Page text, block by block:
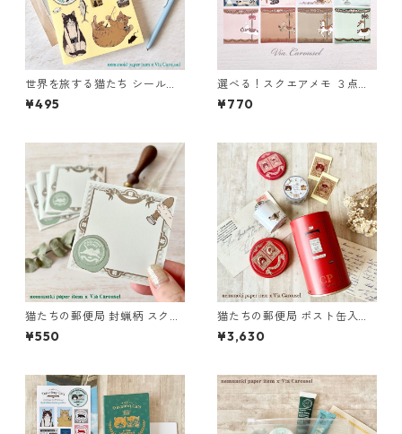
世界を旅する猫たち シールシ
ート
¥495
選べる！スクエアメモ ３点セ
ット
¥770
猫たちの郵便局 封蝋柄 スクエ
アメモ【単品・60枚】
¥550
猫たちの郵便局 ポスト缶入・
紙ものセット
¥3,630